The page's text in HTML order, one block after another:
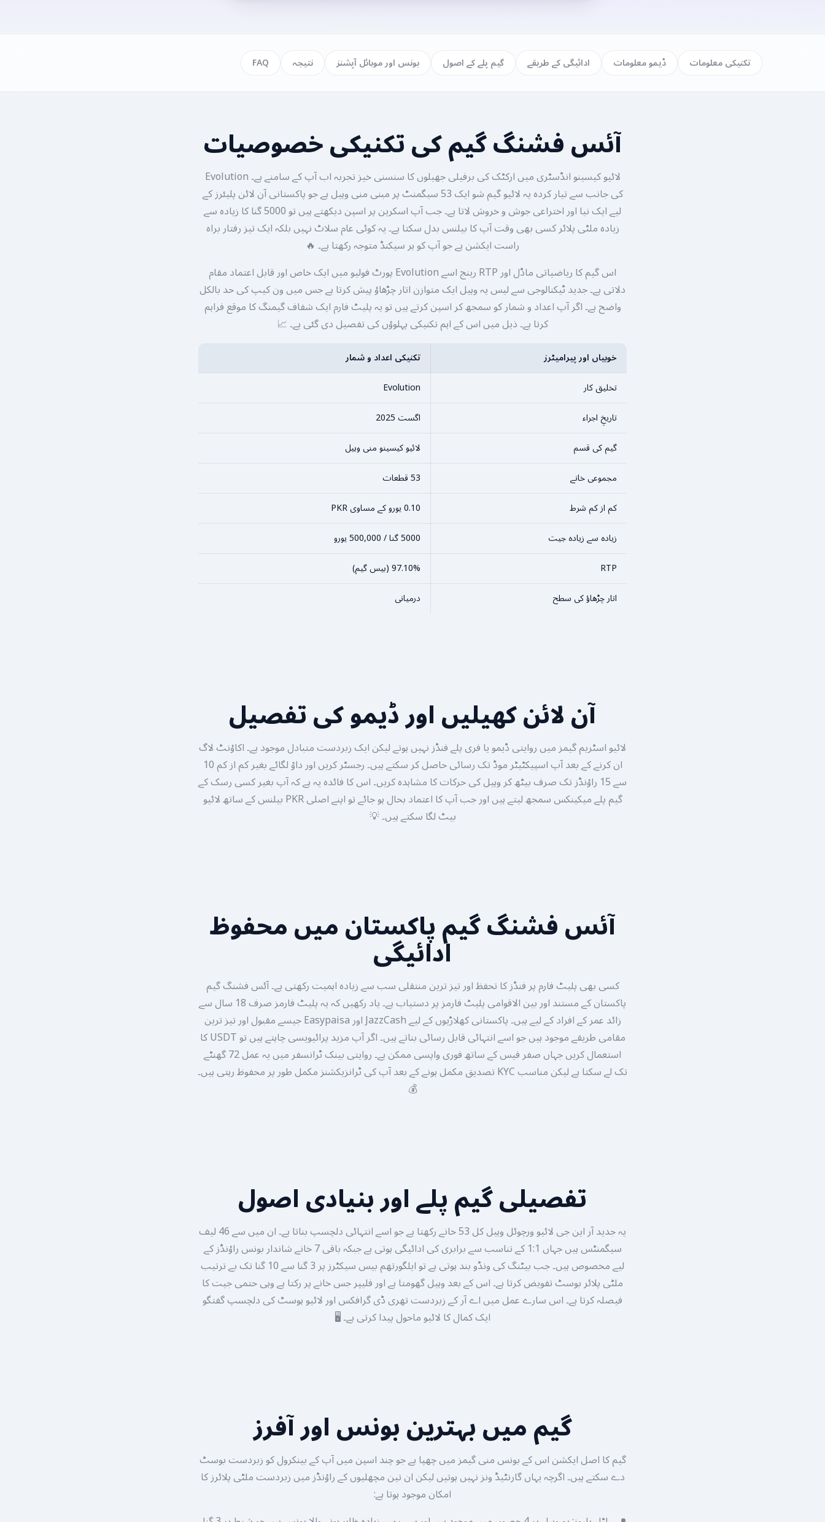
تکنیکی معلومات ڈیمو معلومات ادائیگی کے طریقے گیم پلے کے اصول بونس اور موبائل آپشنز نتیجہ FAQ
آئس فشنگ گیم کی تکنیکی خصوصیات
لائیو کیسینو انڈسٹری میں ارکٹک کی برفیلی جھیلوں کا سنسنی خیز تجربہ اب آپ کے سامنے ہے۔ Evolution
کی جانب سے تیار کردہ یہ لائیو گیم شو ایک 53 سیگمنٹ پر مبنی منی وہیل ہے جو پاکستانی آن لائن پلیئرز کے
لیے ایک نیا اور اختراعی جوش و خروش لاتا ہے۔ جب آپ اسکرین پر اسپن دیکھتے ہیں تو 5000 گنا کا زیادہ سے
زیادہ ملٹی پلائر کسی بھی وقت آپ کا بیلنس بدل سکتا ہے۔ یہ کوئی عام سلاٹ نہیں بلکہ ایک تیز رفتار براہ
راست ایکشن ہے جو آپ کو ہر سیکنڈ متوجہ رکھتا ہے۔ 🔥
اس گیم کا ریاضیاتی ماڈل اور RTP رینج اسے Evolution پورٹ فولیو میں ایک خاص اور قابل اعتماد مقام
دلاتی ہے۔ جدید ٹیکنالوجی سے لیس یہ وہیل ایک متوازن اتار چڑھاؤ پیش کرتا ہے جس میں ون کیپ کی حد بالکل
واضح ہے۔ اگر آپ اعداد و شمار کو سمجھ کر اسپن کرتے ہیں تو یہ پلیٹ فارم ایک شفاف گیمنگ کا موقع فراہم
کرتا ہے۔ ذیل میں اس کے اہم تکنیکی پہلوؤں کی تفصیل دی گئی ہے۔ 📈
خوبیاں اور پیرامیٹرز
تکنیکی اعداد و شمار
تخلیق کار
Evolution
تاریخِ اجراء
اگست 2025
گیم کی قسم
لائیو کیسینو منی وہیل
مجموعی خانے
53 قطعات
کم از کم شرط
0.10 یورو کے مساوی PKR
زیادہ سے زیادہ جیت
5000 گنا / 500,000 یورو
RTP
97.10% (بیس گیم)
اتار چڑھاؤ کی سطح
درمیانی
آن لائن کھیلیں اور ڈیمو کی تفصیل
لائیو اسٹریم گیمز میں روایتی ڈیمو یا فری پلے فنڈز نہیں ہوتے لیکن ایک زبردست متبادل موجود ہے۔ اکاؤنٹ لاگ
ان کرنے کے بعد آپ اسپیکٹیٹر موڈ تک رسائی حاصل کر سکتے ہیں۔ رجسٹر کریں اور داؤ لگائے بغیر کم از کم 10
سے 15 راؤنڈز تک صرف بیٹھ کر وہیل کی حرکات کا مشاہدہ کریں۔ اس کا فائدہ یہ ہے کہ آپ بغیر کسی رسک کے
گیم پلے میکینکس سمجھ لیتے ہیں اور جب آپ کا اعتماد بحال ہو جائے تو اپنے اصلی PKR بیلنس کے ساتھ لائیو
بیٹ لگا سکتے ہیں۔ 💡
آئس فشنگ گیم پاکستان میں محفوظ
ادائیگی
کسی بھی پلیٹ فارم پر فنڈز کا تحفظ اور تیز ترین منتقلی سب سے زیادہ اہمیت رکھتی ہے۔ آئس فشنگ گیم
پاکستان کے مستند اور بین الاقوامی پلیٹ فارمز پر دستیاب ہے۔ یاد رکھیں کہ یہ پلیٹ فارمز صرف 18 سال سے
زائد عمر کے افراد کے لیے ہیں۔ پاکستانی کھلاڑیوں کے لیے JazzCash اور Easypaisa جیسے مقبول اور تیز ترین
مقامی طریقے موجود ہیں جو اسے انتہائی قابل رسائی بناتے ہیں۔ اگر آپ مزید پرائیویسی چاہتے ہیں تو USDT کا
استعمال کریں جہاں صفر فیس کے ساتھ فوری واپسی ممکن ہے۔ روایتی بینک ٹرانسفر میں یہ عمل 72 گھنٹے
تک لے سکتا ہے لیکن مناسب KYC تصدیق مکمل ہونے کے بعد آپ کی ٹرانزیکشنز مکمل طور پر محفوظ رہتی ہیں۔
💰
تفصیلی گیم پلے اور بنیادی اصول
یہ جدید آر این جی لائیو ورچوئل وہیل کل 53 خانے رکھتا ہے جو اسے انتہائی دلچسپ بناتا ہے۔ ان میں سے 46 لیف
سیگمنٹس ہیں جہاں 1:1 کے تناسب سے برابری کی ادائیگی ہوتی ہے جبکہ باقی 7 خانے شاندار بونس راؤنڈز کے
لیے مخصوص ہیں۔ جب بیٹنگ کی ونڈو بند ہوتی ہے تو ایلگورتھم بیس سیکٹرز پر 3 گنا سے 10 گنا تک بے ترتیب
ملٹی پلائر بوسٹ تفویض کرتا ہے۔ اس کے بعد وہیل گھومتا ہے اور فلیپر جس خانے پر رکتا ہے وہی حتمی جیت کا
فیصلہ کرتا ہے۔ اس سارے عمل میں اے آر کے زبردست تھری ڈی گرافکس اور لائیو ہوسٹ کی دلچسپ گفتگو
ایک کمال کا لائیو ماحول پیدا کرتی ہے۔ 🖥️
گیم میں بہترین بونس اور آفرز
گیم کا اصل ایکشن اس کے بونس منی گیمز میں چھپا ہے جو چند اسپن میں آپ کے بینکرول کو زبردست بوسٹ
دے سکتے ہیں۔ اگرچہ یہاں گارنٹیڈ ونز نہیں ہوتیں لیکن ان تین مچھلیوں کے راؤنڈز میں زبردست ملٹی پلائرز کا
امکان موجود ہوتا ہے: